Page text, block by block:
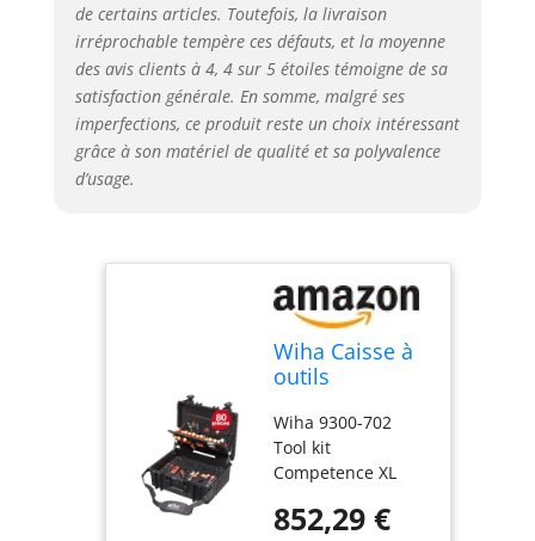
de certains articles. Toutefois, la livraison
irréprochable tempère ces défauts, et la moyenne
des avis clients à 4, 4 sur 5 étoiles témoigne de sa
satisfaction générale. En somme, malgré ses
imperfections, ce produit reste un choix intéressant
grâce à son matériel de qualité et sa polyvalence
d’usage.
Wiha Caisse à
outils
Competence XL
81 pièces
(40523)
Wiha 9300-702
Tool kit
Competence XL
852,29 €